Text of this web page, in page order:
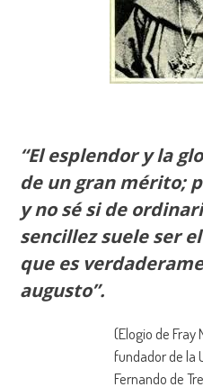
“El esplendor y la
de un gran mérito;
y no sé si de
sencillez suele ser
que es
augusto”.
(Elogio de Fray
fundador de la
Fernando de